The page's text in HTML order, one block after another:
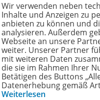
Wir verwenden neben
Inhalte und Anzeigen zu
anbieten zu können und
analysieren. Außerdem
Webseite an unsere
weiter. Unserer Partner
mit weiteren Daten
die sie im Rahmen Ihrer
Betätigen des Buttons
Datenerhebung gemäß
Weiterlesen